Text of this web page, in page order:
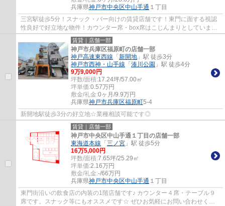
兵庫県神戸市中央区中山手通 １丁目
三宮駅徒歩5分！スナック・バー向けの賃貸店舗です！東門に面する視認
性良好で好立地な物件！カウンター席・box席はこじんまりとしています♪
ぜひお気軽にお問い合わせください♪
賃貸｜店舗一部
神戸市兵庫区福原町の店舗一部
神戸高速東西線 「 新開地 」駅 徒歩3分
神戸市西神・山手線 「 湊川公園 」駅 徒歩4分
9万9,000円
坪数/面積:17.24坪/57.00㎡
坪単価:0.57万円
敷金/礼金:0ヶ月/9.9万円
兵庫県神戸市兵庫区福原町5-4
新開地駅徒歩3分の好立地☆業種相談可能です◎
賃貸｜店舗一部
神戸市中央区中山手通１丁目の店舗一部
東海道本線 「 三ノ宮 」駅 徒歩5分
16万5,000円
坪数/面積:7.65坪/25.29㎡
坪単価:2.16万円
敷金/礼金:-/66万円
兵庫県神戸市中央区中山手通 １丁目
東門街沿いの飲食店の内装の1階店舗です♪ カウンター４席・テーブル９
席です。スナック等にもオススメです☆ ぜひお気軽にお問い合わせくだ